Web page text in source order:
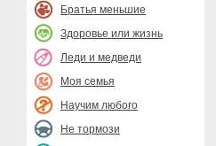
Братья меньшие
Здоровье или жизнь
Леди и медведи
Моя семья
Научим любого
Не тормози